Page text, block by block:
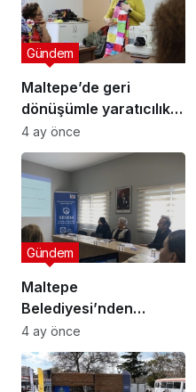
Maltepe’de geri
dönüşümle yaratıcılık
buluştu
Gündem
4 ay önce
Maltepe
Belediyesi’nden
Muhtarlara Toplumsal
Cinsiyet Eşitliği
Semineri
Gündem
4 ay önce